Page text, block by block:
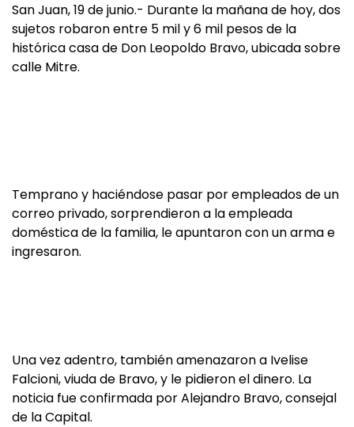
San Juan, 19 de junio.- Durante la mañana de hoy, dos
sujetos robaron entre 5 mil y 6 mil pesos de la
histórica casa de Don Leopoldo Bravo, ubicada sobre
calle Mitre.
Temprano y haciéndose pasar por empleados de un
correo privado, sorprendieron a la empleada
doméstica de la familia, le apuntaron con un arma e
ingresaron.
Una vez adentro, también amenazaron a Ivelise
Falcioni, viuda de Bravo, y le pidieron el dinero. La
noticia fue confirmada por Alejandro Bravo, consejal
de la Capital.